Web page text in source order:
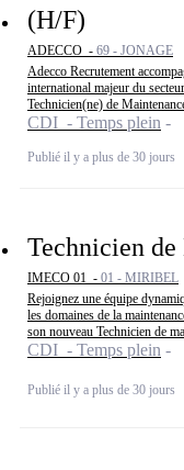
(H/F)
ADECCO - 69 - JONAGE
Adecco Recrutement
international majeur du
Technicien(ne) de
CDI - Temps plein
Publié il y a plus de 30 jours
Technicien
IMECO 01 - 01 - MIRIBEL
Rejoignez une équipe
les domaines de la
son nouveau Technicien de
CDI - Temps plein
Publié il y a plus de 30 jours